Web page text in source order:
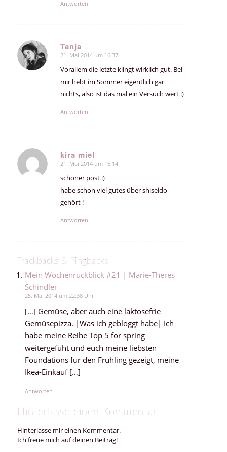
Antworten
Tanja
sagte:
21. Mai 2014 um 16:37
Vorallem die letzte klingt wirklich gut. Bei
mir hebt im Sommer eigentlich gar
nichts, also ist das mal ein Versuch wert :)
Antworten
kira miel
sagte:
21. Mai 2014 um 16:14
schöner post :)
habe schon viel gutes über shiseido
gehört !
Antworten
Trackbacks & Pingbacks
Mein Wochenrückblick #21 | Marie-Theres
Schindler
25. Mai 2014 um 22:38 Uhr
[…] Gemüse, aber auch eine laktosefrie
Gemüsepizza. |Was ich gebloggt habe| Ich
habe meine Reihe Top 5 for spring
weitergefüht und euch meine liebsten
Foundations für den Frühling gezeigt, meine
Ikea-Einkauf […]
Antworten
Hinterlasse einen Kommentar
Hinterlasse mir einen Kommentar.
Ich freue mich auf deinen Beitrag!